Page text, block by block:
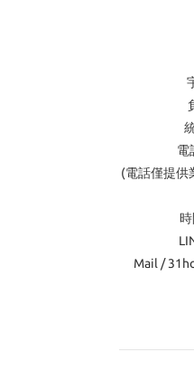
電
(電話僅提供
Mail /